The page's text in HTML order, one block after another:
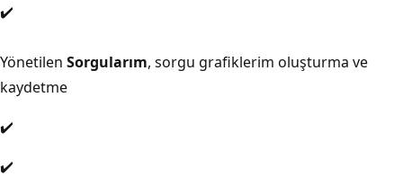
✔️
Yönetilen Sorgularım, sorgu grafiklerim oluşturma ve
kaydetme
✔️
✔️